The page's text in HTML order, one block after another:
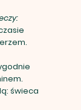
świeca